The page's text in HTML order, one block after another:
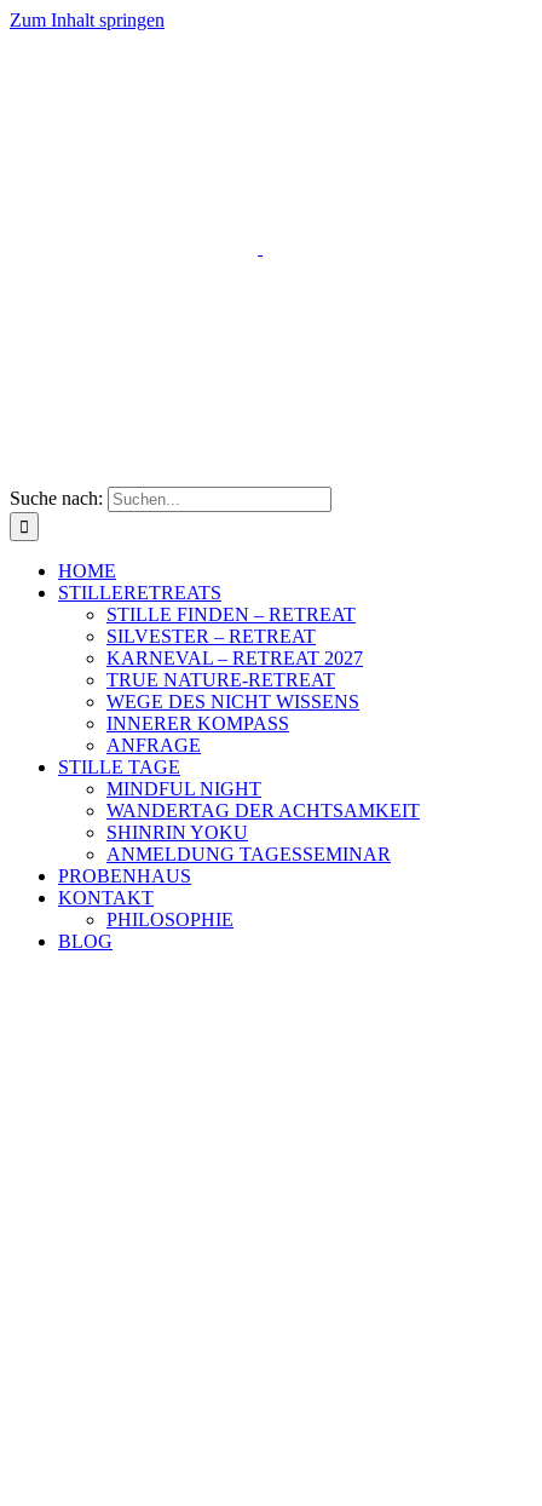
Zum Inhalt springen
Suche nach:
HOME
STILLERETREATS
STILLE FINDEN – RETREAT
SILVESTER – RETREAT
KARNEVAL – RETREAT 2027
TRUE NATURE-RETREAT
WEGE DES NICHT WISSENS
INNERER KOMPASS
ANFRAGE
STILLE TAGE
MINDFUL NIGHT
WANDERTAG DER ACHTSAMKEIT
SHINRIN YOKU
ANMELDUNG TAGESSEMINAR
PROBENHAUS
KONTAKT
PHILOSOPHIE
BLOG